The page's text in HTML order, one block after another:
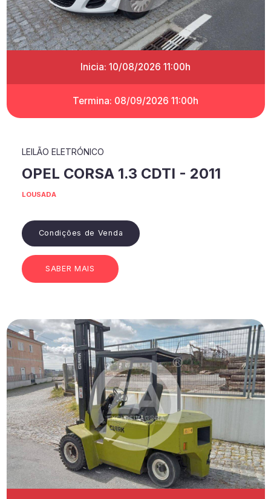
Inicia: 10/08/2026 11:00h
Termina: 08/09/2026 11:00h
LEILÃO ELETRÓNICO
OPEL CORSA 1.3 CDTI - 2011
LOUSADA
Condições de Venda
SABER MAIS